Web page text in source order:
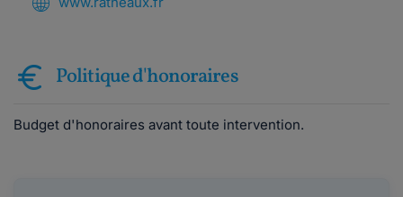
Politique d'honoraires
Budget d'honoraires avant toute intervention.